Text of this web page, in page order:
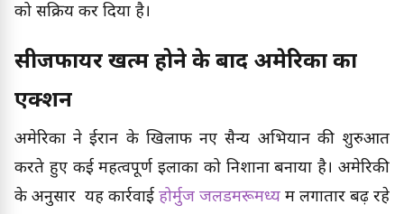
को सक्रिय कर दिया है।
सीजफायर खत्म होने के बाद अमेरिका का
एक्शन
अमेरिका ने ईरान के खिलाफ नए सैन्य अभियान की शुरुआत
करते हुए कई महत्वपूर्ण इलाकों को निशाना बनाया है। अमेरिकी
के अनुसार यह कार्रवाई होर्मुज जलडमरूमध्य में लगातार बढ़ रहे